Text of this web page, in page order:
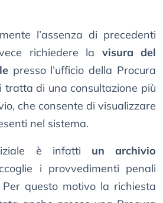
l’assenza di precedenti
richiedere la visura del
presso l’ufficio della Procura
tratta di una consultazione più
che consente di visualizzare
nel sistema.
è infatti un archivio
i provvedimenti penali
questo motivo la richiesta